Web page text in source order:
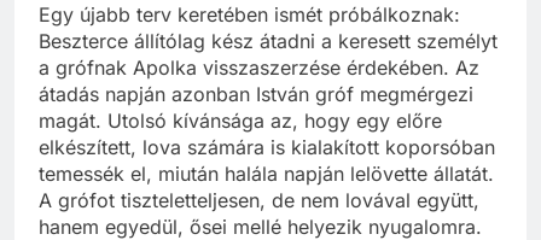
Egy újabb terv keretében ismét próbálkoznak:
Beszterce állítólag kész átadni a keresett személyt
a grófnak Apolka visszaszerzése érdekében. Az
átadás napján azonban István gróf megmérgezi
magát. Utolsó kívánsága az, hogy egy előre
elkészített, lova számára is kialakított koporsóban
temessék el, miután halála napján lelövette állatát.
A grófot tiszteletteljesen, de nem lovával együtt,
hanem egyedül, ősei mellé helyezik nyugalomra.